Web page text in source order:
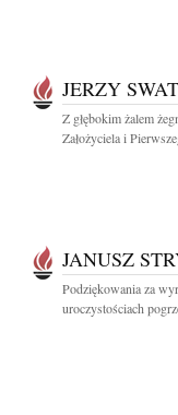
JERZY
Z głębokim żalem
Założyciela i
JANUSZ
Podziękowania za
uroczystościach